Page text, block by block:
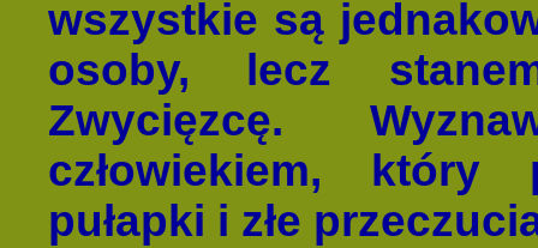
wszystkie są
osoby, lecz
Zwycięzcę.
człowiekiem, który
pułapki i złe